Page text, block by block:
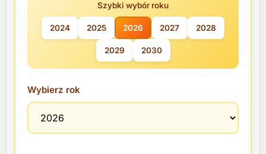
Szybki wybór roku
2024 2025 2026 2027 2028
2029 2030
Wybierz rok